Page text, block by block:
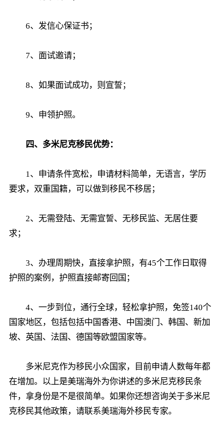
6、发信心保证书；
7、面试邀请；
8、如果面试成功，则宣誓；
9、申领护照。
四、多米尼克移民优势：
1、申请条件宽松，申请材料简单，无语言，学历
要求，双重国籍，可以做到移民不移居；
2、无需登陆、无需宣誓、无移民监、无居住要
求；
3、办理周期快，直接拿护照，有45个工作日取得
护照的案例，护照直接邮寄回国；
4、一步到位，通行全球，轻松拿护照，免签140个
国家地区，包括包括中国香港、中国澳门、韩国、新加
坡、英国、法国、德国等欧盟国家等。
多米尼克作为移民小众国家，目前申请人数每年都
在增加。以上是美瑞海外为你讲述的多米尼克移民条
件，拿身份是不是很简单。如果你还想咨询关于多米尼
克移民其他政策，请联系美瑞海外移民专家。